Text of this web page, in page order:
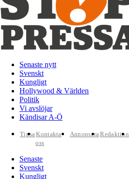
Senaste nytt
Svenskt
Kungligt
Hollywood & Världen
Politik
Vi avslöjar
Kändisar A-Ö
TipsaKontakta
oss
AnnonseraRedaktion
Senaste
Svenskt
Kungligt